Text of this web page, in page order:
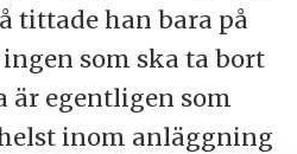
tittade han bara på
som ska ta bort
är egentligen som
inom anläggning